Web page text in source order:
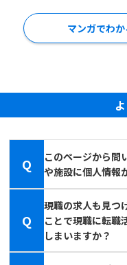
マンガでわ
Q
このページから問
や施設に個人情報
Q
現職の求人も見つ
ことで現職に転職
しまいますか？